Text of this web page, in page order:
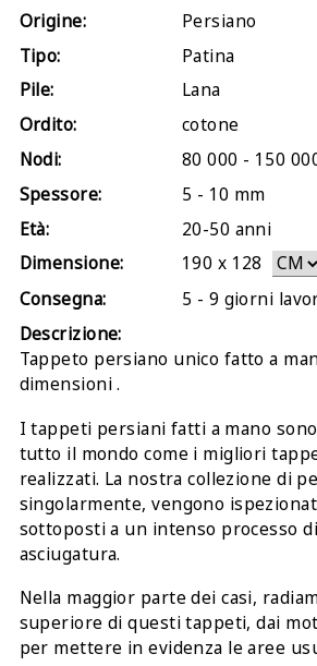
Origine:
Persiano
Tipo:
Patina
Pile:
Lana
Ordito:
cotone
Nodi:
80 000 - 150
Spessore:
5 - 10 mm
Età:
20-50 anni
Dimensione:
190 x 128
Consegna:
5 - 9 giorni
Descrizione:
Tappeto persiano unico fatto a
dimensioni .
I tappeti persiani fatti a mano
tutto il mondo come i migliori
realizzati. La nostra collezione di
singolarmente, vengono
sottoposti a un intenso processo
asciugatura.
Nella maggior parte dei casi,
superiore di questi tappeti, dai
per mettere in evidenza le aree